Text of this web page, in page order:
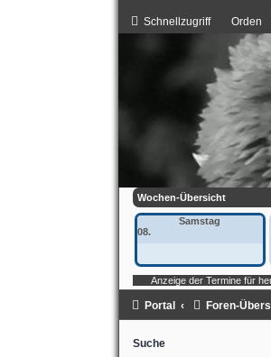
Schnellzugriff Orden
Wochen-Übersicht
Samstag
08.
Anzeige der Termine für
Portal Foren-
Suche